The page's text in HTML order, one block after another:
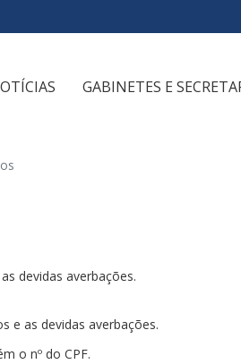
GABINETES E
devidas averbações.
e as devidas averbações.
o nº do CPF.